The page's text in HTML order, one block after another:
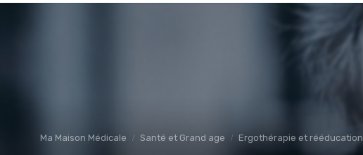
Ma Maison Médicale Santé et Grand age Ergothérapie et rééducation